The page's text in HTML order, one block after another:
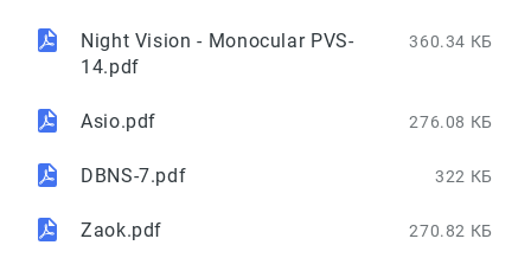
Night Vision - Monocular PVS-
14.pdf
360.34 КБ
Asio.pdf 276.08 КБ
DBNS-7.pdf 322 КБ
Zaok.pdf 270.82 КБ